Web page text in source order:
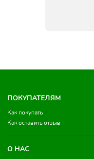
ПОКУПАТЕЛЯМ
Как покупать
Как оставить отзыв
О НАС